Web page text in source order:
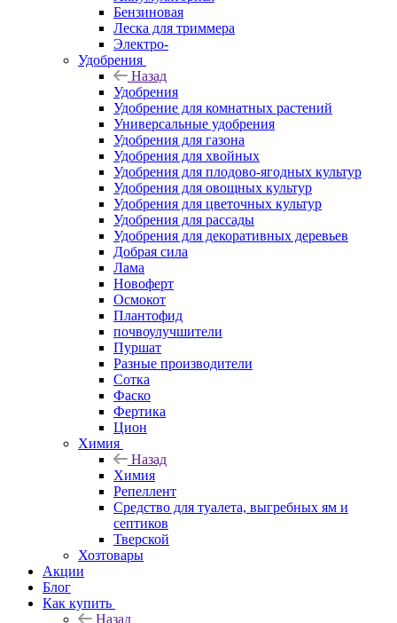
Бензиновая
Леска для триммера
Электро-
Удобрения
Назад
Удобрения
Удобрение для комнатных растений
Универсальные удобрения
Удобрения для газона
Удобрения для хвойных
Удобрения для плодово-ягодных культур
Удобрения для овощных культур
Удобрения для цветочных культур
Удобрения для рассады
Удобрения для декоративных деревьев
Добрая сила
Лама
Новоферт
Осмокот
Плантофид
почвоулучшители
Пуршат
Разные производители
Сотка
Фаско
Фертика
Цион
Химия
Назад
Химия
Репеллент
Средство для туалета, выгребных ям и
септиков
Тверской
Хозтовары
Акции
Блог
Как купить
Назад